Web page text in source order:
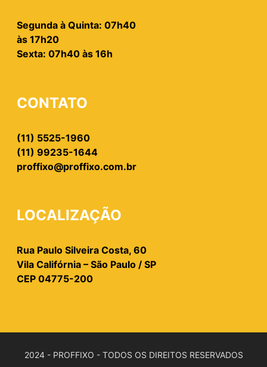
Segunda à Quinta: 07h40
às 17h20
Sexta: 07h40 às 16h
CONTATO
(11) 5525-1960
(11) 99235-1644
proffixo@proffixo.com.br
LOCALIZAÇÃO
Rua Paulo Silveira Costa, 60
Vila Califórnia – São Paulo / SP
CEP 04775-200
2024 - PROFFIXO - TODOS OS DIREITOS RESERVADOS